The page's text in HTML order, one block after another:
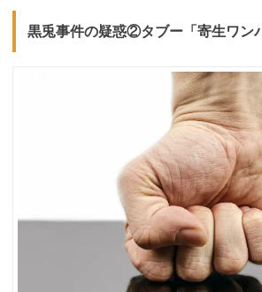
黒兎事件の疑惑②タブー「寄生ワン